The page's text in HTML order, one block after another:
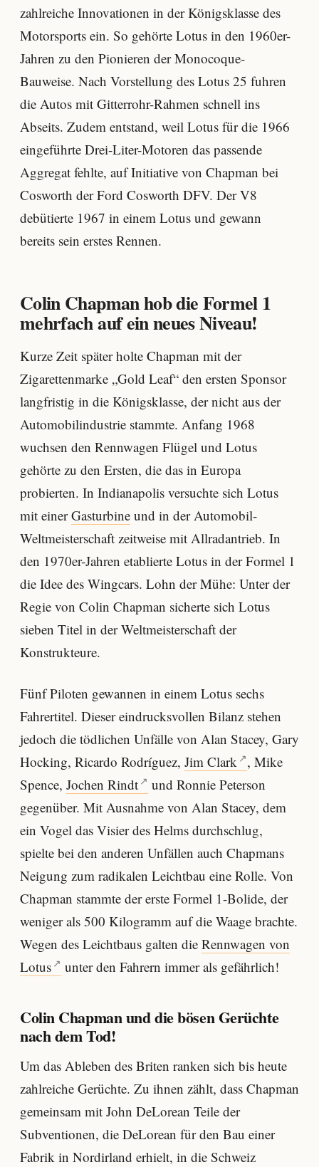
zahlreiche Innovationen in der Königsklasse des
Motorsports ein. So gehörte Lotus in den 1960er-
Jahren zu den Pionieren der Monocoque-
Bauweise. Nach Vorstellung des Lotus 25 fuhren
die Autos mit Gitterrohr-Rahmen schnell ins
Abseits. Zudem entstand, weil Lotus für die 1966
eingeführte Drei-Liter-Motoren das passende
Aggregat fehlte, auf Initiative von Chapman bei
Cosworth der Ford Cosworth DFV. Der V8
debütierte 1967 in einem Lotus und gewann
bereits sein erstes Rennen.
Colin Chapman hob die Formel 1
mehrfach auf ein neues Niveau!
Kurze Zeit später holte Chapman mit der
Zigarettenmarke „Gold Leaf“ den ersten Sponsor
langfristig in die Königsklasse, der nicht aus der
Automobilindustrie stammte. Anfang 1968
wuchsen den Rennwagen Flügel und Lotus
gehörte zu den Ersten, die das in Europa
probierten. In Indianapolis versuchte sich Lotus
mit einerGasturbine und in der Automobil-
Weltmeisterschaft zeitweise mit Allradantrieb. In
den 1970er-Jahren etablierte Lotus in der Formel 1
die Idee des Wingcars. Lohn der Mühe: Unter der
Regie von Colin Chapman sicherte sich Lotus
sieben Titel in der Weltmeisterschaft der
Konstrukteure.
Fünf Piloten gewannen in einem Lotus sechs
Fahrertitel. Dieser eindrucksvollen Bilanz stehen
jedoch die tödlichen Unfälle von Alan Stacey, Gary
Hocking, Ricardo Rodríguez, Jim Clark , Mike
Spence, Jochen Rindt
und Ronnie Peterson
gegenüber. Mit Ausnahme von Alan Stacey, dem
ein Vogel das Visier des Helms durchschlug,
spielte bei den anderen Unfällen auch Chapmans
Neigung zum radikalen Leichtbau eine Rolle. Von
Chapman stammte der erste Formel 1-Bolide, der
weniger als 500 Kilogramm auf die Waage brachte.
Wegen des Leichtbaus galten die Rennwagen von
Lotus
unter den Fahrern immer als gefährlich!
Colin Chapman und die bösen Gerüchte
nach dem Tod!
Um das Ableben des Briten ranken sich bis heute
zahlreiche Gerüchte. Zu ihnen zählt, dass Chapman
gemeinsam mit John DeLorean Teile der
Subventionen, die DeLorean für den Bau einer
Fabrik in Nordirland erhielt, in die Schweiz